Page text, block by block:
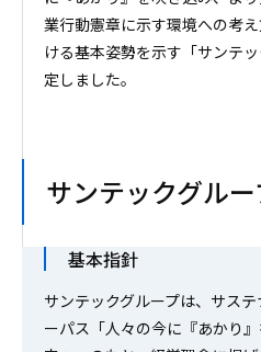
業行動憲章に示す環境への考
ける基本姿勢を示す「サンテ
定しました。
サンテックグル
基本指針
サンテックグループは、サス
ーパス「人々の今に『あかり